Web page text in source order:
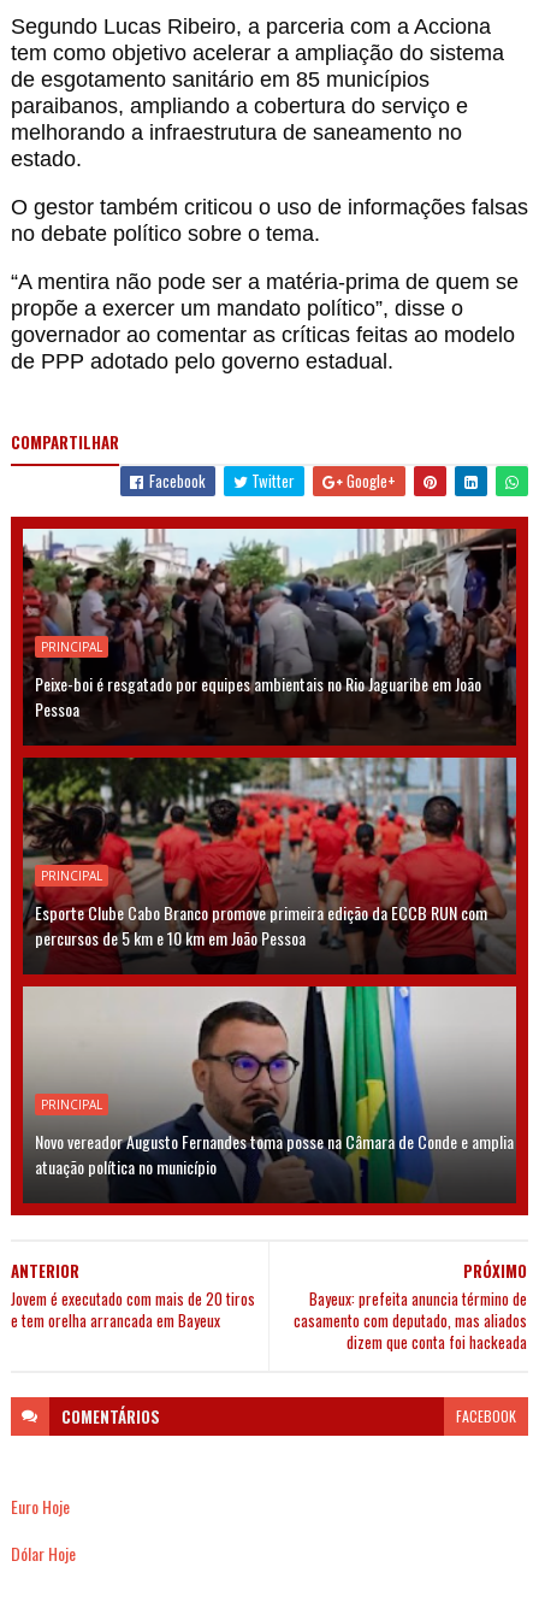
Segundo Lucas Ribeiro, a parceria com a Acciona
tem como objetivo acelerar a ampliação do sistema
de esgotamento sanitário em 85 municípios
paraibanos, ampliando a cobertura do serviço e
melhorando a infraestrutura de saneamento no
estado.
O gestor também criticou o uso de informações falsas
no debate político sobre o tema.
“A mentira não pode ser a matéria-prima de quem se
propõe a exercer um mandato político”, disse o
governador ao comentar as críticas feitas ao modelo
de PPP adotado pelo governo estadual.
COMPARTILHAR
Facebook
Twitter Google+
PRINCIPAL
Peixe-boi é resgatado por equipes ambientais no Rio Jaguaribe em João
Pessoa
PRINCIPAL
Esporte Clube Cabo Branco promove primeira edição da ECCB RUN com
percursos de 5 km e 10 km em João Pessoa
PRINCIPAL
Novo vereador Augusto Fernandes toma posse na Câmara de Conde e amplia
atuação política no município
PRÓXIMO
Bayeux: prefeita anuncia término de
casamento com deputado, mas aliados
dizem que conta foi hackeada
ANTERIOR
Jovem é executado com mais de 20 tiros
e tem orelha arrancada em Bayeux
COMENTÁRIOS FACEBOOK
Euro Hoje
Dólar Hoje